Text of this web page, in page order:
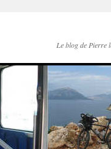
Le blog de Pierre